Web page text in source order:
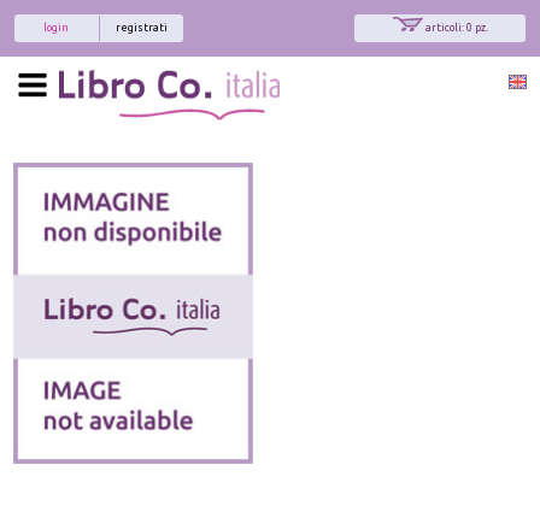
articoli: 0 pz.
registrati
login